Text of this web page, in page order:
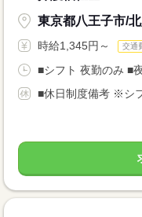
東京都八王子市/
時給1,345円～ 交通
■シフト 夜勤のみ ■
■休日制度備考 ※シ